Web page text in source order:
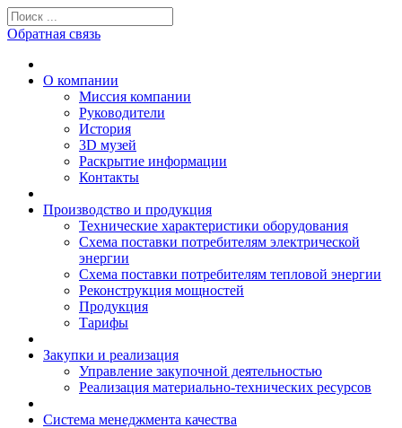
Обратная связь
О компании
Миссия компании
Руководители
История
3D музей
Раскрытие информации
Контакты
Производство и продукция
Технические характеристики оборудования
Схема поставки потребителям электрической
энергии
Схема поставки потребителям тепловой энергии
Реконструкция мощностей
Продукция
Тарифы
Закупки и реализация
Управление закупочной деятельностью
Реализация материально-технических ресурсов
Система менеджмента качества